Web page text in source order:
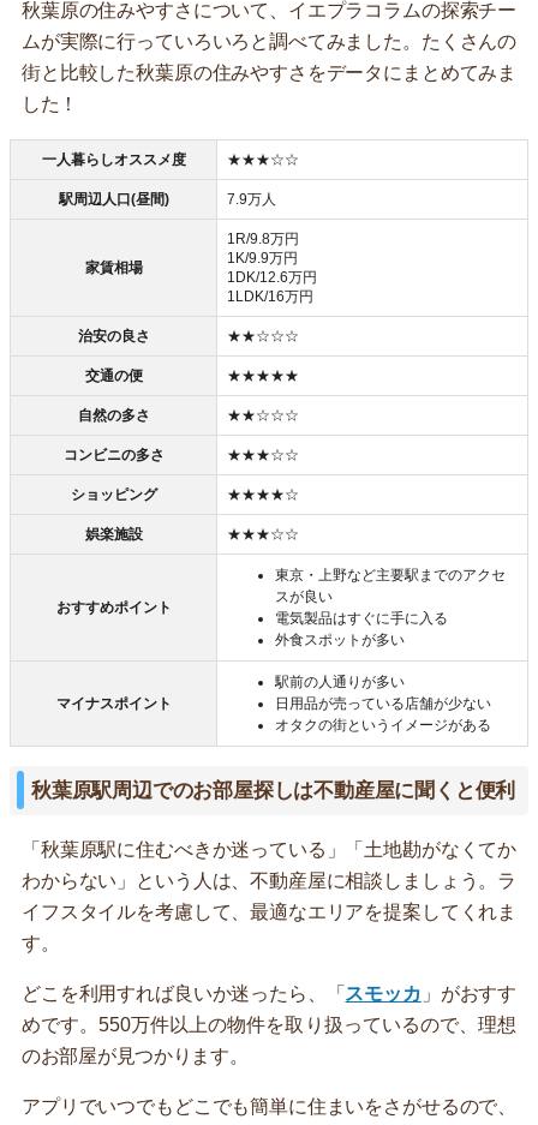
秋葉原の住みやすさについて、イエプラコラムの探索チー
ムが実際に行っていろいろと調べてみました。たくさんの
街と比較した秋葉原の住みやすさをデータにまとめてみま
した！
一人暮らしオススメ度 ★★★☆☆
駅周辺人口(昼間) 7.9万人
家賃相場
1R/9.8万円
1K/9.9万円
1DK/12.6万円
1LDK/16万円
治安の良さ ★★☆☆☆
交通の便 ★★★★★
自然の多さ ★★☆☆☆
コンビニの多さ ★★★☆☆
ショッピング ★★★★☆
娯楽施設 ★★★☆☆
おすすめポイント
東京・上野など主要駅までのアクセ
スが良い
電気製品はすぐに手に入る
外食スポットが多い
マイナスポイント
駅前の人通りが多い
日用品が売っている店舗が少ない
オタクの街というイメージがある
秋葉原駅周辺でのお部屋探しは不動産屋に聞くと便利
「秋葉原駅に住むべきか迷っている」「土地勘がなくてか
わからない」という人は、不動産屋に相談しましょう。ラ
イフスタイルを考慮して、最適なエリアを提案してくれま
す。
どこを利用すれば良いか迷ったら、「 スモッカ 」がおすす
めです。550万件以上の物件を取り扱っているので、理想
のお部屋が見つかります。
アプリでいつでもどこでも簡単に住まいをさがせるので、